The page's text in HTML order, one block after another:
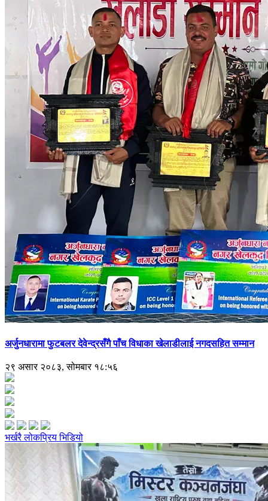
अर्जुनधारामा फुटबलर देवेन्द्रसँगै पाँच विधाका खेलाडीलाई नगदसहित सम्मान
२९ असार २०८३, सोमबार १८:५६
भर्खरैलोकप्रियभिडियो